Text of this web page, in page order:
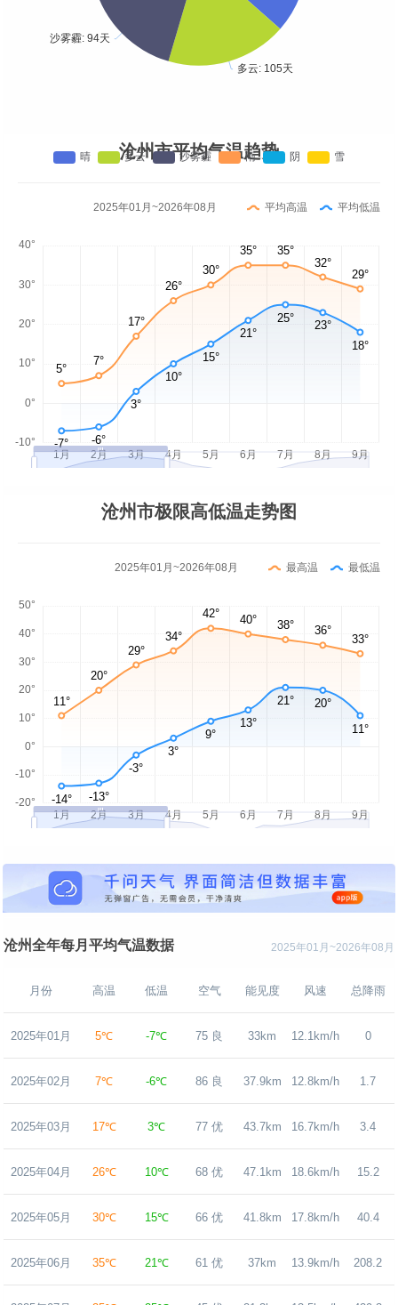
沧州市平均气温趋势
2025年01月~2026年08月 平均高温 平均低温
沧州市极限高低温走势图
2025年01月~2026年08月 最高温 最低温
2025年01月~2026年08月
沧州全年每月平均气温数据
月份 高温 低温 空气 能见度 风速 总降雨
2025年01月 5℃ -7℃ 75 良 33km 12.1km/h 0
2025年02月 7℃ -6℃ 86 良 37.9km 12.8km/h 1.7
2025年03月 17℃ 3℃ 77 优 43.7km 16.7km/h 3.4
2025年04月 26℃ 10℃ 68 优 47.1km 18.6km/h 15.2
2025年05月 30℃ 15℃ 66 优 41.8km 17.8km/h 40.4
2025年06月 35℃ 21℃ 61 优 37km 13.9km/h 208.2